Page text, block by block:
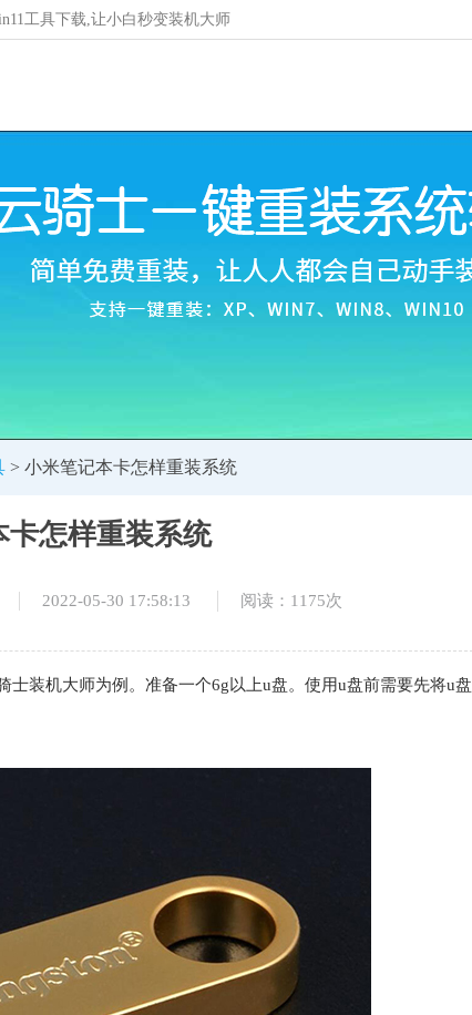
工具下载,让小白秒变装机大师
> 小米笔记本卡怎样重装系统
卡怎样重装系统
2022-05-30 17:58:13 阅读：1175次
装机大师为例。准备一个6g以上u盘。使用u盘前需要先将u盘